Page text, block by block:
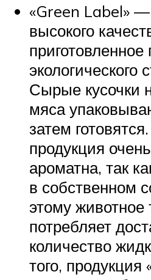
«Green Label»
высокого
экологического
Сырые кусочки
мяса
затем
продукция
ароматна, так
в собственном
этому животное
потребляет
количество
того, продукция